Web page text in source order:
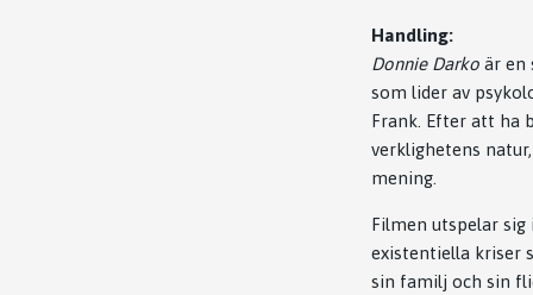
Handling:
Donnie Darko är en
som lider av
Frank. Efter att ha
verklighetens
mening.
Filmen utspelar
existentiella kriser
sin familj och sin